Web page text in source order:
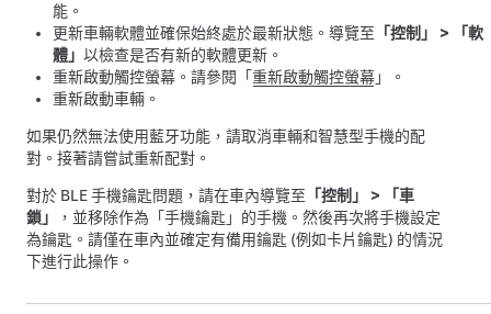
能。
更新車輛軟體並確保始終處於最新狀態。導覽至 「控制」 >
「軟
體」 以檢查是否有新的軟體更新。
重新啟動觸控螢幕。請參閱「重新啟動觸控螢幕」。
重新啟動車輛。
如果仍然無法使用藍牙功能，請取消車輛和智慧型手機的配
對。接著請嘗試重新配對。
對於 BLE 手機鑰匙問題，請在車內導覽至 「控制」 >
「車
鎖」
，並移除作為「手機鑰匙」的手機。然後再次將手機設定
為鑰匙。請僅在車內並確定有備用鑰匙 (例如卡片鑰匙) 的情況
下進行此操作。